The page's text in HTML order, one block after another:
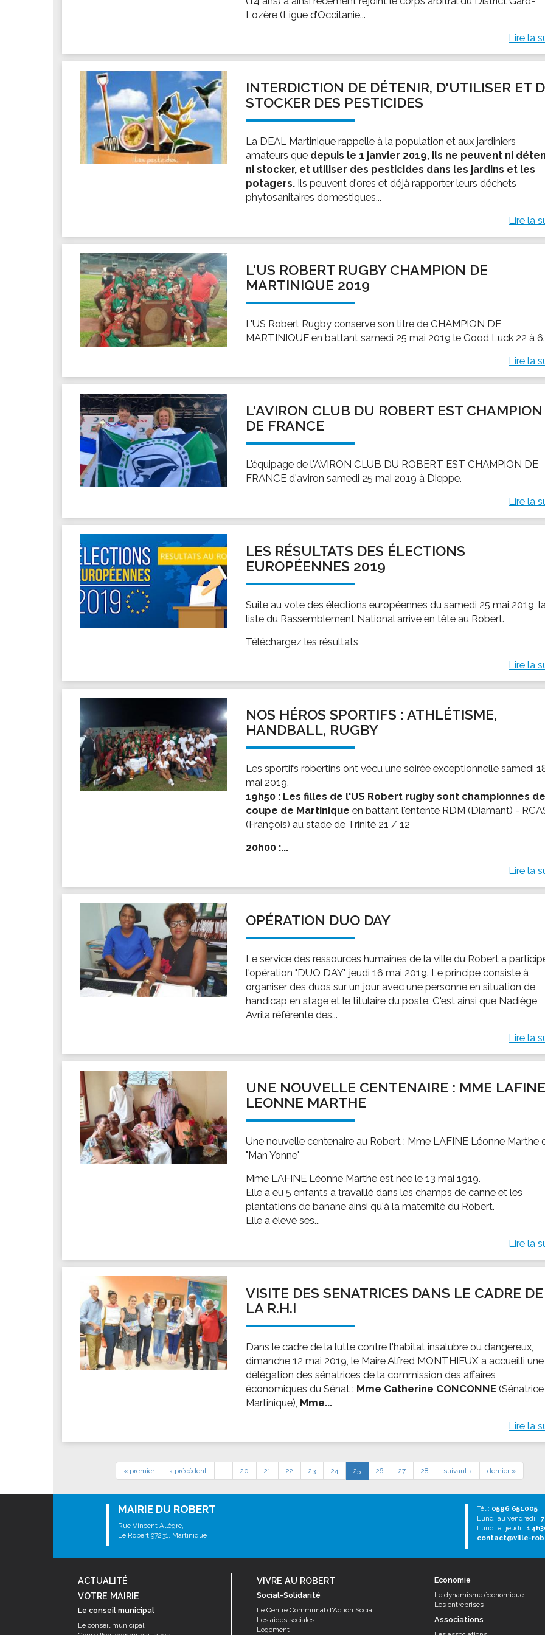
VIE PRATIQUE
Les espaces numériques
Infos baignade
Infos sargasse
Toilettes publiques
Annuaire santé
Lozère (Ligue d’Occitanie...
Lire la
INTERDICTION DE DÉTENIR, D'UTILISER ET
STOCKER DES PESTICIDES
La DEAL Martinique rappelle à la population et aux jardiniers
amateurs que depuis le 1 janvier 2019, ils ne peuvent ni
ni stocker, et utiliser des pesticides dans les jardins et les
potagers. Ils peuvent d'ores et déjà rapporter leurs déchets
phytosanitaires domestiques...
Lire la
L'US ROBERT RUGBY CHAMPION DE
MARTINIQUE 2019
L'US Robert Rugby conserve son titre de CHAMPION DE
MARTINIQUE en battant samedi 25 mai 2019 le Good Luck 22 à 6.
Lire la
L'AVIRON CLUB DU ROBERT EST CHAMPION
DE FRANCE
L'équipage de l'AVIRON CLUB DU ROBERT EST CHAMPION DE
FRANCE d'aviron samedi 25 mai 2019 à Dieppe.
Lire la
LES RÉSULTATS DES ÉLECTIONS
EUROPÉENNES 2019
Suite au vote des élections européennes du samedi 25 mai 2019,
liste du Rassemblement National arrive en tête au Robert.
Téléchargez les résultats
Lire la
NOS HÉROS SPORTIFS : ATHLÉTISME,
HANDBALL, RUGBY
Les sportifs robertins ont vécu une soirée exceptionnelle samedi
mai 2019.
19h50 : Les filles de l'US Robert rugby sont championnes
coupe de Martinique en battant l'entente RDM (Diamant) -
(François) au stade de Trinité 21 / 12
20h00 :...
Lire la
OPÉRATION DUO DAY
Le service des ressources humaines de la ville du Robert a
l'opération "DUO DAY" jeudi 16 mai 2019. Le principe consiste à
organiser des duos sur un jour avec une personne en situation de
handicap en stage et le titulaire du poste. C'est ainsi que Nadiège
Avrila référente des...
Lire la
UNE NOUVELLE CENTENAIRE : MME LAFINE
LEONNE MARTHE
Une nouvelle centenaire au Robert : Mme LAFINE Léonne Marthe
"Man Yonne"
Mme LAFINE Léonne Marthe est née le 13 mai 1919.
Elle a eu 5 enfants a travaillé dans les champs de canne et les
plantations de banane ainsi qu'à la maternité du Robert.
Elle a élevé ses...
Lire la
VISITE DES SENATRICES DANS LE CADRE DE
LA R.H.I
Dans le cadre de la lutte contre l'habitat insalubre ou dangereux,
dimanche 12 mai 2019, le Maire Alfred MONTHIEUX a accueilli une
délégation des sénatrices de la commission des affaires
économiques du Sénat : Mme Catherine CONCONNE
Martinique), Mme...
Lire la
« premier ‹ précédent 20 21 22 23 24 25 26 27 28 suivant › dernier »
MAIRIE DU ROBERT
Rue Vincent Allègre,
Le Robert 97231, Martinique
Tél : 0596 651005
Lundi au vendredi :
Lundi et jeudi :
contact@ville-
ACTUALITÉ
VOTRE MAIRIE
Le conseil municipal
Le conseil municipal
VIVRE AU ROBERT
Social-Solidarité
Le Centre Communal d'Action Social
Les aides sociales
Logement
Economie
Le dynamisme économique
Les entreprises
Associations